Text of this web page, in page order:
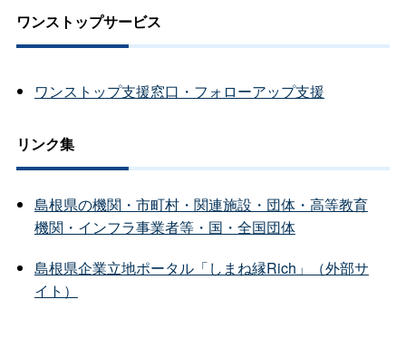
ワンストップサービス
ワンストップ支援窓口・フォローアップ支援
リンク集
島根県の機関・市町村・関連施設・団体・高等教育
機関・インフラ事業者等・国・全国団体
島根県企業立地ポータル「しまね縁Rich」（外部サ
イト）